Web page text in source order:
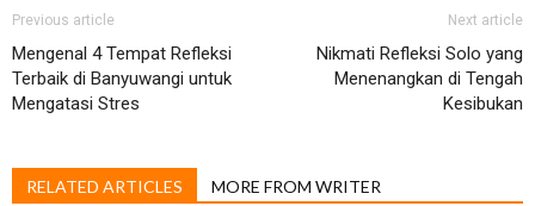
Previous article
Mengenal 4 Tempat Refleksi
Terbaik di Banyuwangi untuk
Mengatasi Stres
Next article
Nikmati Refleksi Solo yang
Menenangkan di Tengah
Kesibukan
RELATED ARTICLES MORE FROM WRITER